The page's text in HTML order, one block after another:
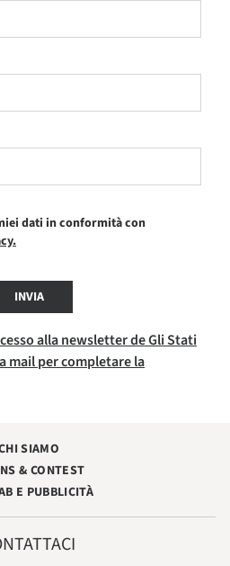
dati in conformità con
INVIA
alla newsletter de Gli Stati
mail per completare la
SIAMO
& CONTEST
E PUBBLICITÀ